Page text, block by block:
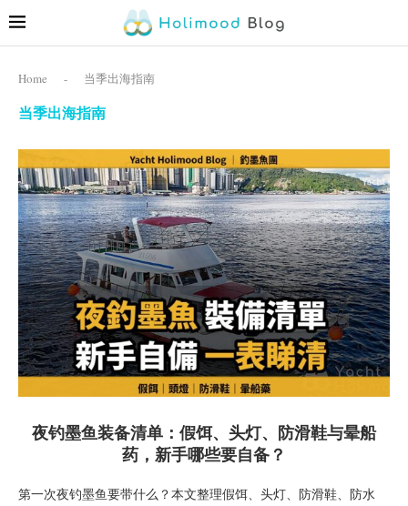
Home - 当季出海指南
当季出海指南
夜钓墨鱼装备清单：假饵、头灯、防滑鞋与晕船
药，新手哪些要自备？
第一次夜钓墨鱼要带什么？本文整理假饵、头灯、防滑鞋、防水